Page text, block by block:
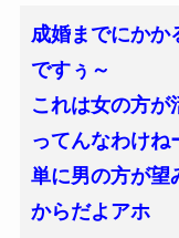
成婚までにかか
ですぅ～
これは女の方が
ってんなわけね
単に男の方が望
からだよアホ